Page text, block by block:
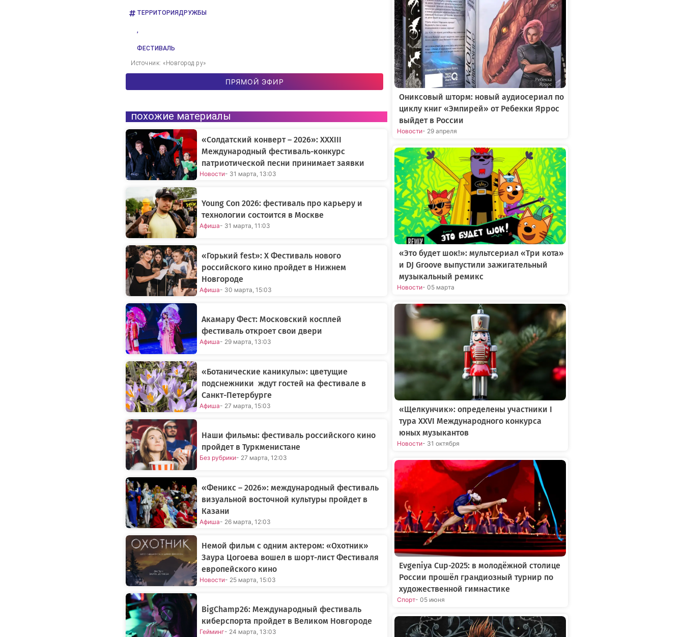
ТЕРРИТОРИЯДРУЖБЫ
,
ФЕСТИВАЛЬ
Источник: «Новгород.ру»
ПРЯМОЙ ЭФИР
похожие материалы
«Солдатский конверт – 2026»: XXXIII
Международный фестиваль-конкурс
патриотической песни принимает заявки
Новости- 31 марта, 13:03
Young Con 2026: фестиваль про карьеру и
технологии состоится в Москве
Афиша- 31 марта, 11:03
«Горький fest»: X Фестиваль нового
российского кино пройдет в Нижнем
Новгороде
Афиша- 30 марта, 15:03
Акамару Фест: Московский косплей
фестиваль откроет свои двери
Афиша- 29 марта, 13:03
«Ботанические каникулы»: цветущие
подснежники ждут гостей на фестивале в
Санкт-Петербурге
Афиша- 27 марта, 15:03
Наши фильмы: фестиваль российского кино
пройдет в Туркменистане
Без рубрики- 27 марта, 12:03
«Феникс – 2026»: международный фестиваль
визуальной восточной культуры пройдет в
Казани
Афиша- 26 марта, 12:03
Немой фильм с одним актером: «Охотник»
Заура Цогоева вошел в шорт-лист Фестиваля
европейского кино
Новости- 25 марта, 15:03
BigChamp26: Международный фестиваль
киберспорта пройдет в Великом Новгороде
Гейминг- 24 марта, 13:03
Ониксовый шторм: новый аудиосериал по
циклу книг «Эмпирей» от Ребекки Яррос
выйдет в России
Новости- 29 апреля
«Это будет шок!»: мультсериал «Три кота»
и DJ Groove выпустили зажигательный
музыкальный ремикс
Новости- 05 марта
«Щелкунчик»: определены участники I
тура XXVI Международного конкурса
юных музыкантов
Новости- 31 октября
Evgeniya Cup-2025: в молодёжной столице
России прошёл грандиозный турнир по
художественной гимнастике
Спорт- 05 июня